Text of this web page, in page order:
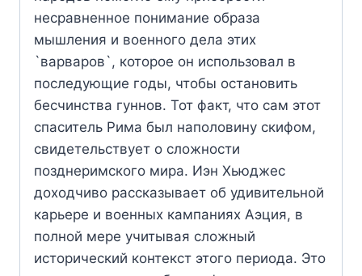
несравненное понимание образа
мышления и военного дела этих
`варваров`, которое он использовал в
последующие годы, чтобы остановить
бесчинства гуннов. Тот факт, что сам этот
спаситель Рима был наполовину скифом,
свидетельствует о сложности
позднеримского мира. Иэн Хьюджес
доходчиво рассказывает об удивительной
карьере и военных кампаниях Аэция, в
полной мере учитывая сложный
исторический контекст этого периода. Это